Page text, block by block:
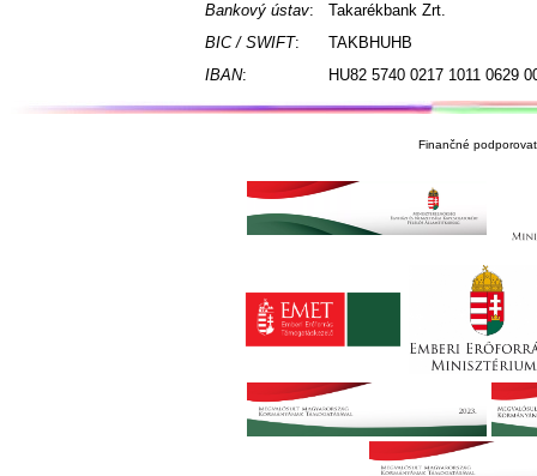
Bankový ústav:
Takarékbank Zrt.
BIC / SWIFT:
TAKBHUHB
IBAN: HU82 5740 0217 1011 0629
Finančné